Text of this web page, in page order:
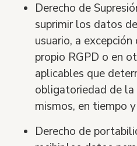
Derecho de Supresió
suprimir los datos
usuario, a
propio RGPD o en
aplicables que
obligatoriedad de
mismos, en tiempo
Derecho de